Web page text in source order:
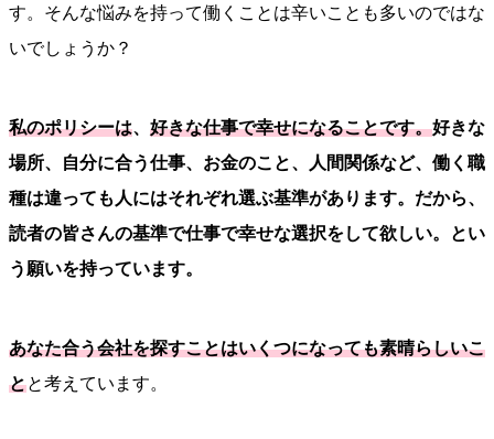
す。そんな悩みを持って働くことは辛いことも多いのではな
いでしょうか？
私のポリシーは、 好きな仕事で幸せになることです。好きな
場所、自分に合う仕事、お金のこと、人間関係など、働く職
種は違っても人にはそれぞれ選ぶ基準があります。だから、
読者の皆さんの基準で仕事で幸せな選択をして欲しい。とい
う願いを持っています。
あなた合う会社を探すことはいくつになっても素晴らしいこ
とと考えています。